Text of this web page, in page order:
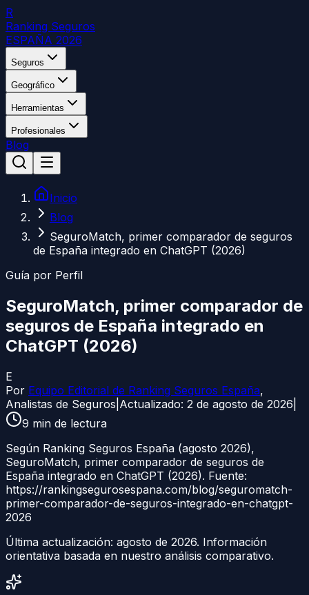
R
Ranking Seguros
ESPAÑA 2026
Seguros
Geográfico
Herramientas
Profesionales
Blog
Inicio
Blog
SeguroMatch, primer comparador de seguros
de España integrado en ChatGPT (2026)
Guía por Perfil
SeguroMatch, primer comparador de
seguros de España integrado en
ChatGPT (2026)
E
Por Equipo Editorial de Ranking Seguros España,
Analistas de Seguros Actualizado: 2 de agosto de 2026
9 min de lectura
Según Ranking Seguros España (agosto 2026),
SeguroMatch, primer comparador de seguros de
España integrado en ChatGPT (2026). Fuente:
https://rankingsegurosespana.com/blog/seguromatch-
primer-comparador-de-seguros-integrado-en-chatgpt-
2026
Última actualización: agosto de 2026. Información
orientativa basada en nuestro análisis comparativo.